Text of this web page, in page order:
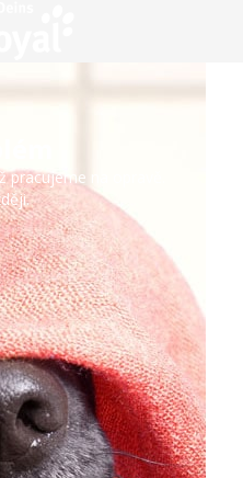
pracujeme na opravě.